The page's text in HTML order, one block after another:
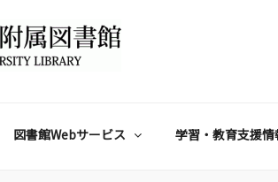
図書館Webサービス 学習・教育支援情